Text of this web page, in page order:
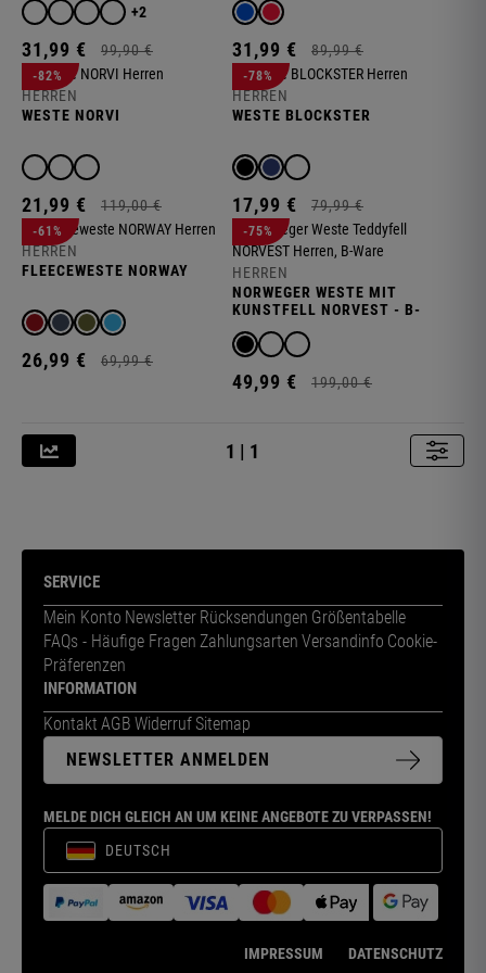
N
+2
31,99 € 99,90 € 31,99 € 89,99 €
HERREN
WESTE NORVI
21,99 € 119,00 €
-82%
HERREN
WESTE BLOCKSTER
17,99 € 79,99 €
-78%
HERREN
FLEECEWESTE NORWAY
26,99 € 69,99 €
-61%
HERREN
NORWEGER WESTE MIT
KUNSTFELL NORVEST - B-
49,99 € 199,00 €
-75%
1 | 1
SERVICE
Mein Konto Newsletter Rücksendungen Größentabelle
FAQs - Häufige Fragen Zahlungsarten Versandinfo Cookie-
Präferenzen
INFORMATION
Kontakt AGB Widerruf Sitemap
NEWSLETTER ANMELDEN
MELDE DICH GLEICH AN UM KEINE ANGEBOTE ZU VERPASSEN!
DEUTSCH
IMPRESSUM DATENSCHUTZ